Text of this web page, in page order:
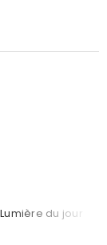
du jour